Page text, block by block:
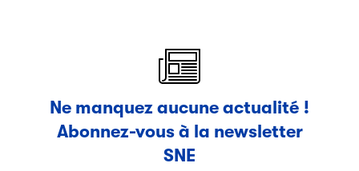
Ne manquez aucune actualité !
Abonnez-vous à la newsletter
SNE